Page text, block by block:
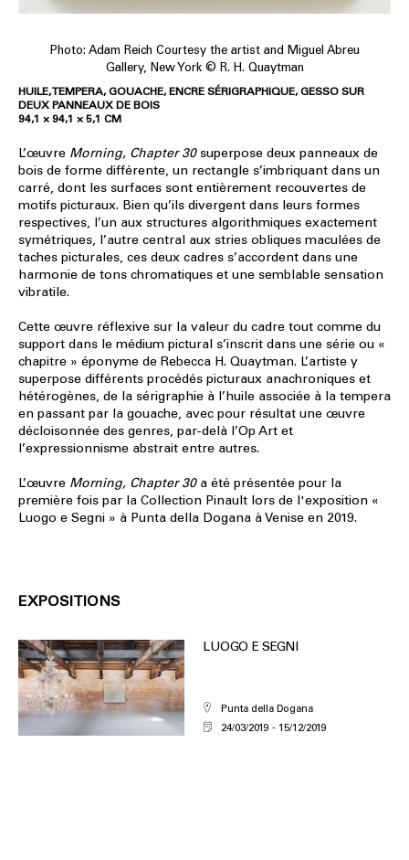
Photo: Adam Reich Courtesy the artist and Miguel Abreu
Gallery, New York © R. H. Quaytman
HUILE, TEMPERA, GOUACHE, ENCRE SÉRIGRAPHIQUE, GESSO SUR
DEUX PANNEAUX DE BOIS
94,1 × 94,1 × 5,1 CM
L’œuvre Morning, Chapter 30superpose deux panneaux de
bois de forme différente, un rectangle s’imbriquant dans un
carré, dont les surfaces sont entièrement recouvertes de
motifs picturaux. Bien qu’ils divergent dans leurs formes
respectives, l’un aux structures algorithmiques exactement
symétriques, l’autre central aux stries obliques maculées de
taches picturales, ces deux cadres s’accordent dans une
harmonie de tons chromatiques et une semblable sensation
vibratile.
Cette œuvre réflexive sur la valeur du cadre tout comme du
support dans le médium pictural s’inscrit dans une série ou «
chapitre » éponyme de Rebecca H. Quaytman. L’artiste y
superpose différents procédés picturaux anachroniques et
hétérogènes, de la sérigraphie à l’huile associée à la tempera
en passant par la gouache, avec pour résultat une œuvre
décloisonnée des genres, par-delà l’Op Art et
l’expressionnisme abstrait entre autres.
L’œuvre Morning, Chapter 30a été présentée pour la
première fois par la Collection Pinault lors de l'exposition «
Luogo e Segni » à Punta della Dogana à Venise en 2019.
EXPOSITIONS
LUOGO E SEGNI
Punta della Dogana
24/03/2019
15/12/2019